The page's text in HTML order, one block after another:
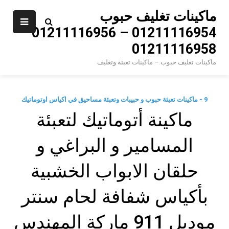
content
ماكينات تغليف حبوب
01211116954 – 01211116956 –
01211116958
ماكينات تغليف حبوب – ماكينات تعبئة وتغليف
9 - ماكينات تعبئة حبوب و حبيبات وتعبئة مساحيق في اكياس اوتوماتيك
ماكينة أتوماتيك لتعبئة
المسامير و البراغي و
حلقان الابواب الخشبية
بأكياس شفافة لحام سنتر
موديل 911 ماركة المهندس